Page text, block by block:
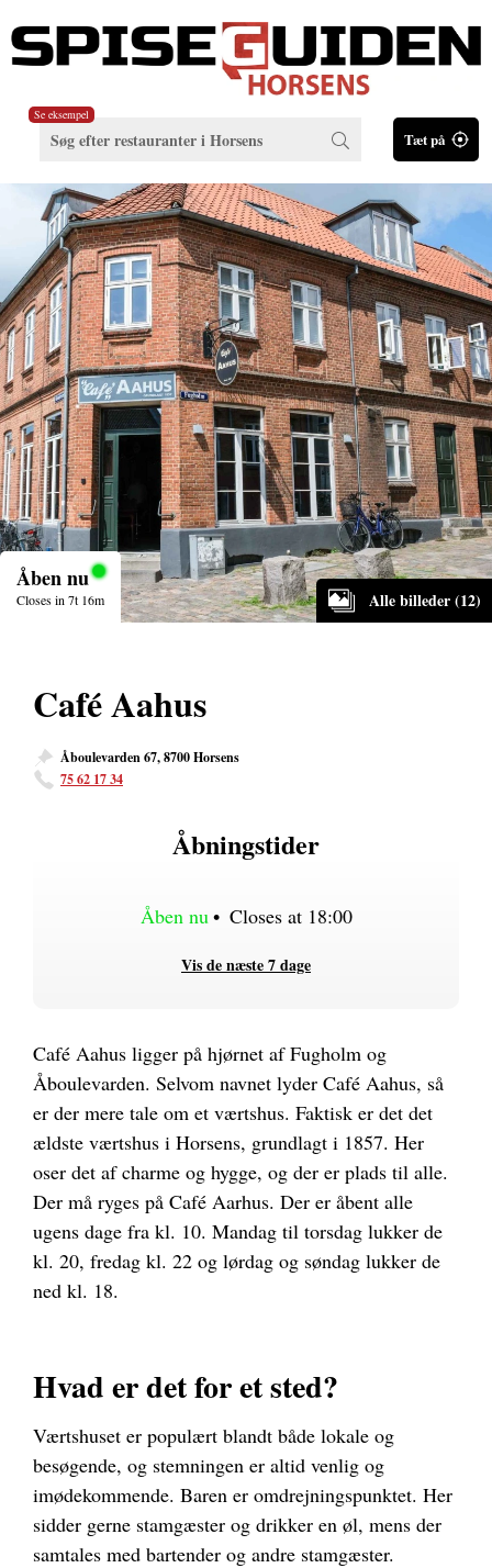
Se eksempel
Tæt på
Alle billeder (12)
Åben nu
Closes in 7t 16m
Café Aahus
Åboulevarden 67, 8700 Horsens
75 62 17 34
Åbningstider
Åben nu• Closes at 18:00
Vis de næste 7 dage
Café Aahus ligger på hjørnet af Fugholm og
Åboulevarden. Selvom navnet lyder Café Aahus, så
er der mere tale om et værtshus. Faktisk er det det
ældste værtshus i Horsens, grundlagt i 1857. Her
oser det af charme og hygge, og der er plads til alle.
Der må ryges på Café Aarhus. Der er åbent alle
ugens dage fra kl. 10. Mandag til torsdag lukker de
kl. 20, fredag kl. 22 og lørdag og søndag lukker de
ned kl. 18.
Hvad er det for et sted?
Værtshuset er populært blandt både lokale og
besøgende, og stemningen er altid venlig og
imødekommende. Baren er omdrejningspunktet. Her
sidder gerne stamgæster og drikker en øl, mens der
samtales med bartender og andre stamgæster.